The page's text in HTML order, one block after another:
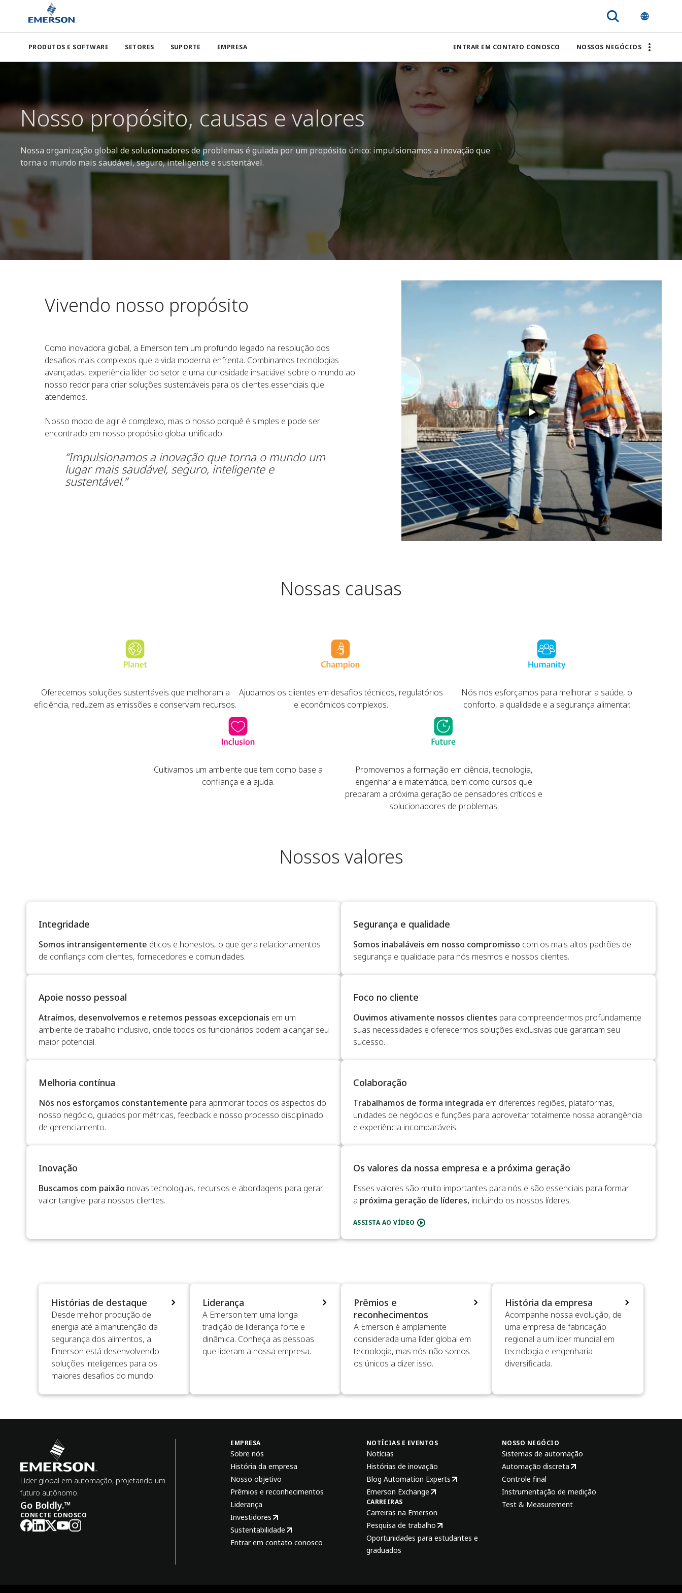
PRODUTOS E SOFTWARE SETORES SUPORTE EMPRESA ENTRAR EM CONTATO CONOSCO NOSSOS NEGÓCIOS
Nosso propósito, causas e valores
Nossa organização global de solucionadores de problemas é guiada por um propósito único: impulsionamos a inovação que
torna o mundo mais saudável, seguro, inteligente e sustentável.
Vivendo nosso propósito
Como inovadora global, a Emerson tem um profundo legado na resolução dos
desafios mais complexos que a vida moderna enfrenta. Combinamos tecnologias
avançadas, experiência líder do setor e uma curiosidade insaciável sobre o mundo ao
nosso redor para criar soluções sustentáveis para os clientes essenciais que
atendemos.
Nosso modo de agir é complexo, mas o nosso porquê é simples e pode ser
encontrado em nosso propósito global unificado:
“Impulsionamos a inovação que torna o mundo um
lugar mais saudável, seguro, inteligente e
sustentável.”
Nossas causas
Oferecemos soluções sustentáveis que melhoram a
eficiência, reduzem as emissões e conservam recursos.
Ajudamos os clientes em desafios técnicos, regulatórios
e econômicos complexos.
Nós nos esforçamos para melhorar a saúde, o
conforto, a qualidade e a segurança alimentar.
Cultivamos um ambiente que tem como base a
confiança e a ajuda.
Promovemos a formação em ciência, tecnologia,
engenharia e matemática, bem como cursos que
preparam a próxima geração de pensadores críticos e
solucionadores de problemas.
Nossos valores
Integridade
Somos intransigentemente éticos e honestos, o que gera relacionamentos
de confiança com clientes, fornecedores e comunidades.
Segurança e qualidade
Somos inabaláveis em nosso compromisso com os mais altos padrões de
segurança e qualidade para nós mesmos e nossos clientes.
Apoie nosso pessoal
Atraímos, desenvolvemos e retemos pessoas excepcionais em um
ambiente de trabalho inclusivo, onde todos os funcionários podem alcançar seu
maior potencial.
Foco no cliente
Ouvimos ativamente nossos clientes para compreendermos profundamente
suas necessidades e oferecermos soluções exclusivas que garantam seu
sucesso.
Melhoria contínua
Nós nos esforçamos constantemente para aprimorar todos os aspectos do
nosso negócio, guiados por métricas, feedback e nosso processo disciplinado
de gerenciamento.
Colaboração
Trabalhamos de forma integrada em diferentes regiões, plataformas,
unidades de negócios e funções para aproveitar totalmente nossa abrangência
e experiência incomparáveis.
Inovação
Buscamos com paixão novas tecnologias, recursos e abordagens para gerar
valor tangível para nossos clientes.
Os valores da nossa empresa e a próxima geração
Esses valores são muito importantes para nós e são essenciais para formar
a próxima geração de líderes, incluindo os nossos líderes.
ASSISTA AO VÍDEO
Histórias de destaque
Desde melhor produção de
energia até a manutenção da
segurança dos alimentos, a
Emerson está desenvolvendo
soluções inteligentes para os
maiores desafios do mundo.
Liderança
A Emerson tem uma longa
tradição de liderança forte e
dinâmica. Conheça as pessoas
que lideram a nossa empresa.
Prêmios e
reconhecimentos
A Emerson é amplamente
considerada uma líder global em
tecnologia, mas nós não somos
os únicos a dizer isso.
História da empresa
Acompanhe nossa evolução, de
uma empresa de fabricação
regional a um líder mundial em
tecnologia e engenharia
diversificada.
Líder global em automação, projetando um
futuro autônomo.
Go Boldly.™
CONECTE CONOSCO
EMPRESA
Sobre nós
História da empresa
Nosso objetivo
Prêmios e reconhecimentos
Liderança
Investidores
Sustentabilidade
Entrar em contato conosco
NOTÍCIAS E EVENTOS
Notícias
Histórias de inovação
Blog Automation Experts
Emerson Exchange
CARREIRAS
Carreiras na Emerson
Pesquisa de trabalho
Oportunidades para estudantes e
graduados
NOSSO NEGÓCIO
Sistemas de automação
Automação discreta
Controle final
Instrumentação de medição
Test & Measurement